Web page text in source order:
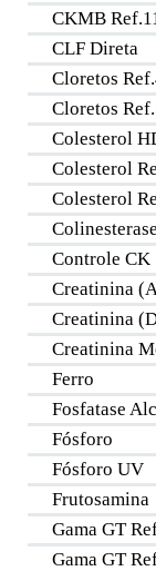
CKMB
CLF Direta
Cloretos
Cloretos
Colesterol
Colesterol
Colesterol
Colinesterase
Controle CK
Creatinina
Creatinina
Creatinina
Ferro
Fosfatase
Fósforo
Fósforo UV
Frutosamina
Gama GT
Gama GT